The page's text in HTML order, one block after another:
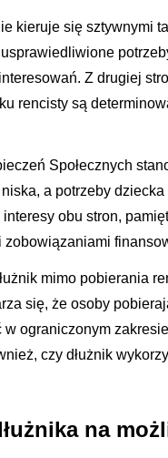
kieruje się sztywnymi
Z drugiej
rencisty są
Społecznych
a potrzeby
obu stron,
mimo pobierania
się, że osoby
ograniczonym
czy dłużnik
na